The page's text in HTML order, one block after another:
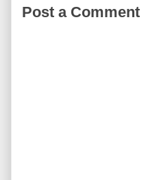
Post a Comment